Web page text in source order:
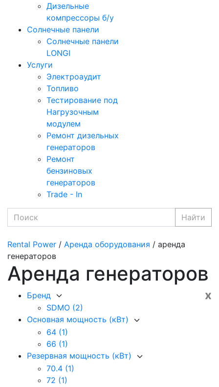
Дизельные
компрессоры б/у
Солнечные панели
Солнечные панели
LONGI
Услуги
Электроаудит
Топливо
Тестирование под
Нагрузочным
модулем
Ремонт дизельных
генераторов
Ремонт
бензиновых
генераторов
Trade - In
Найти
Rental Power / Аренда оборудования / аренда
генераторов
Аренда генераторов
x
Бренд
SDMO (2)
Основная мощность (кВт)
64 (1)
66 (1)
Резервная мощность (кВт)
70.4 (1)
72 (1)